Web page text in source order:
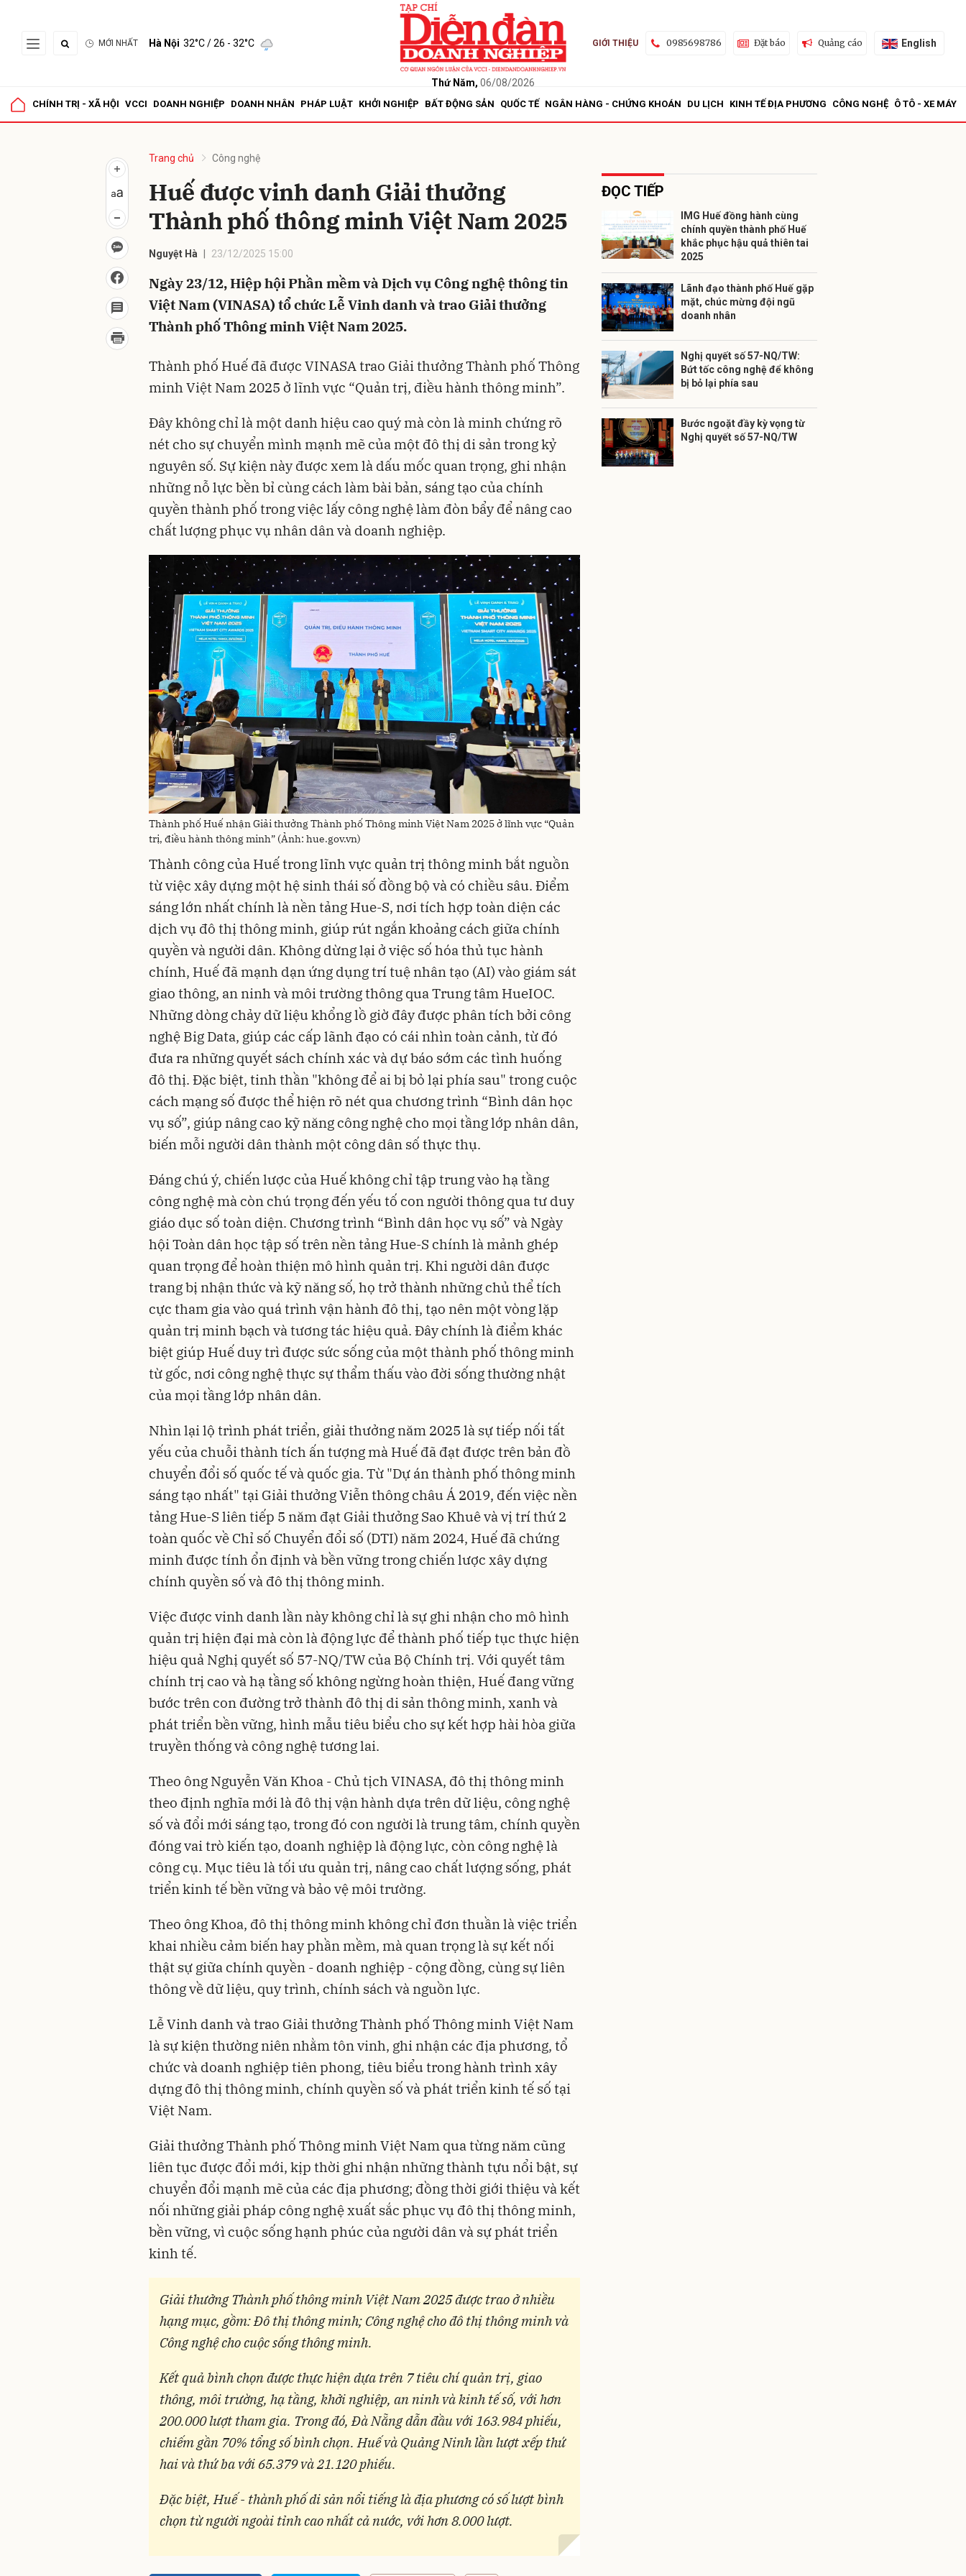
MỚI NHẤT Hà Nội 32°C/ 26 - 32°C
Thứ Năm, 06/08/2026
GIỚI THIỆU 0985698786 Đặt báo Quảng cáo English
CHÍNH TRỊ - XÃ HỘI VCCI DOANH NGHIỆP DOANH NHÂN PHÁP LUẬT KHỞI NGHIỆP BẤT ĐỘNG SẢN QUỐC TẾ NGÂN HÀNG - CHỨNG KHOÁN DU LỊCH KINH TẾ ĐỊA PHƯƠNG CÔNG NGHỆ Ô TÔ - XE MÁY
Trang chủ Công nghệ
Huế được vinh danh Giải thưởng
Thành phố thông minh Việt Nam 2025
Nguyệt Hà 23/12/2025 15:00
Ngày 23/12, Hiệp hội Phần mềm và Dịch vụ Công nghệ thông tin
Việt Nam (VINASA) tổ chức Lễ Vinh danh và trao Giải thưởng
Thành phố Thông minh Việt Nam 2025.
Thành phố Huế đã được VINASA trao Giải thưởng Thành phố Thông
minh Việt Nam 2025 ở lĩnh vực “Quản trị, điều hành thông minh”.
Đây không chỉ là một danh hiệu cao quý mà còn là minh chứng rõ
nét cho sự chuyển mình mạnh mẽ của một đô thị di sản trong kỷ
nguyên số. Sự kiện này được xem là dấu mốc quan trọng, ghi nhận
những nỗ lực bền bỉ cùng cách làm bài bản, sáng tạo của chính
quyền thành phố trong việc lấy công nghệ làm đòn bẩy để nâng cao
chất lượng phục vụ nhân dân và doanh nghiệp.
Thành phố Huế nhận Giải thưởng Thành phố Thông minh Việt Nam 2025 ở lĩnh vực “Quản
trị, điều hành thông minh” (Ảnh: hue.gov.vn)
Thành công của Huế trong lĩnh vực quản trị thông minh bắt nguồn
từ việc xây dựng một hệ sinh thái số đồng bộ và có chiều sâu. Điểm
sáng lớn nhất chính là nền tảng Hue-S, nơi tích hợp toàn diện các
dịch vụ đô thị thông minh, giúp rút ngắn khoảng cách giữa chính
quyền và người dân. Không dừng lại ở việc số hóa thủ tục hành
chính, Huế đã mạnh dạn ứng dụng trí tuệ nhân tạo (AI) vào giám sát
giao thông, an ninh và môi trường thông qua Trung tâm HueIOC.
Những dòng chảy dữ liệu khổng lồ giờ đây được phân tích bởi công
nghệ Big Data, giúp các cấp lãnh đạo có cái nhìn toàn cảnh, từ đó
đưa ra những quyết sách chính xác và dự báo sớm các tình huống
đô thị. Đặc biệt, tinh thần "không để ai bị bỏ lại phía sau" trong cuộc
cách mạng số được thể hiện rõ nét qua chương trình “Bình dân học
vụ số”, giúp nâng cao kỹ năng công nghệ cho mọi tầng lớp nhân dân,
biến mỗi người dân thành một công dân số thực thụ.
Đáng chú ý, chiến lược của Huế không chỉ tập trung vào hạ tầng
công nghệ mà còn chú trọng đến yếu tố con người thông qua tư duy
giáo dục số toàn diện. Chương trình “Bình dân học vụ số” và Ngày
hội Toàn dân học tập số trên nền tảng Hue-S chính là mảnh ghép
quan trọng để hoàn thiện mô hình quản trị. Khi người dân được
trang bị nhận thức và kỹ năng số, họ trở thành những chủ thể tích
cực tham gia vào quá trình vận hành đô thị, tạo nên một vòng lặp
quản trị minh bạch và tương tác hiệu quả. Đây chính là điểm khác
biệt giúp Huế duy trì được sức sống của một thành phố thông minh
từ gốc, nơi công nghệ thực sự thẩm thấu vào đời sống thường nhật
của mọi tầng lớp nhân dân.
Nhìn lại lộ trình phát triển, giải thưởng năm 2025 là sự tiếp nối tất
yếu của chuỗi thành tích ấn tượng mà Huế đã đạt được trên bản đồ
chuyển đổi số quốc tế và quốc gia. Từ "Dự án thành phố thông minh
sáng tạo nhất" tại Giải thưởng Viễn thông châu Á 2019, đến việc nền
tảng Hue-S liên tiếp 5 năm đạt Giải thưởng Sao Khuê và vị trí thứ 2
toàn quốc về Chỉ số Chuyển đổi số (DTI) năm 2024, Huế đã chứng
minh được tính ổn định và bền vững trong chiến lược xây dựng
chính quyền số và đô thị thông minh.
Việc được vinh danh lần này không chỉ là sự ghi nhận cho mô hình
quản trị hiện đại mà còn là động lực để thành phố tiếp tục thực hiện
hiệu quả Nghị quyết số 57-NQ/TW của Bộ Chính trị. Với quyết tâm
chính trị cao và hạ tầng số không ngừng hoàn thiện, Huế đang vững
bước trên con đường trở thành đô thị di sản thông minh, xanh và
phát triển bền vững, hình mẫu tiêu biểu cho sự kết hợp hài hòa giữa
truyền thống và công nghệ tương lai.
Theo ông Nguyễn Văn Khoa - Chủ tịch VINASA, đô thị thông minh
theo định nghĩa mới là đô thị vận hành dựa trên dữ liệu, công nghệ
số và đổi mới sáng tạo, trong đó con người là trung tâm, chính quyền
đóng vai trò kiến tạo, doanh nghiệp là động lực, còn công nghệ là
công cụ. Mục tiêu là tối ưu quản trị, nâng cao chất lượng sống, phát
triển kinh tế bền vững và bảo vệ môi trường.
Theo ông Khoa, đô thị thông minh không chỉ đơn thuần là việc triển
khai nhiều cảm biến hay phần mềm, mà quan trọng là sự kết nối
thật sự giữa chính quyền - doanh nghiệp - cộng đồng, cùng sự liên
thông về dữ liệu, quy trình, chính sách và nguồn lực.
Lễ Vinh danh và trao Giải thưởng Thành phố Thông minh Việt Nam
là sự kiện thường niên nhằm tôn vinh, ghi nhận các địa phương, tổ
chức và doanh nghiệp tiên phong, tiêu biểu trong hành trình xây
dựng đô thị thông minh, chính quyền số và phát triển kinh tế số tại
Việt Nam.
Giải thưởng Thành phố Thông minh Việt Nam qua từng năm cũng
liên tục được đổi mới, kịp thời ghi nhận những thành tựu nổi bật, sự
chuyển đổi mạnh mẽ của các địa phương; đồng thời giới thiệu và kết
nối những giải pháp công nghệ xuất sắc phục vụ đô thị thông minh,
bền vững, vì cuộc sống hạnh phúc của người dân và sự phát triển
kinh tế.
Giải thưởng Thành phố thông minh Việt Nam 2025 được trao ở nhiều
hạng mục, gồm: Đô thị thông minh; Công nghệ cho đô thị thông minh và
Công nghệ cho cuộc sống thông minh.
Kết quả bình chọn được thực hiện dựa trên 7 tiêu chí quản trị, giao
thông, môi trường, hạ tầng, khởi nghiệp, an ninh và kinh tế số, với hơn
200.000 lượt tham gia. Trong đó, Đà Nẵng dẫn đầu với 163.984 phiếu,
chiếm gần 70% tổng số bình chọn. Huế và Quảng Ninh lần lượt xếp thứ
hai và thứ ba với 65.379 và 21.120 phiếu.
Đặc biệt, Huế - thành phố di sản nổi tiếng là địa phương có số lượt bình
chọn từ người ngoài tỉnh cao nhất cả nước, với hơn 8.000 lượt.
ĐỌC TIẾP
IMG Huế đồng hành cùng
chính quyền thành phố Huế
khắc phục hậu quả thiên tai
2025
Lãnh đạo thành phố Huế gặp
mặt, chúc mừng đội ngũ
doanh nhân
Nghị quyết số 57-NQ/TW:
Bứt tốc công nghệ để không
bị bỏ lại phía sau
Bước ngoặt đầy kỳ vọng từ
Nghị quyết số 57-NQ/TW
Gửi